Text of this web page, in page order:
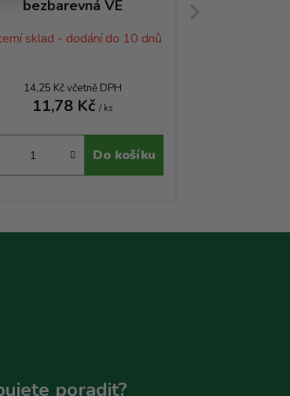
bezbarevná VE
sklad - dodání do 10 dnů
14,25 Kč včetně DPH
11,78 Kč/ ks
Do košíku
poradit?